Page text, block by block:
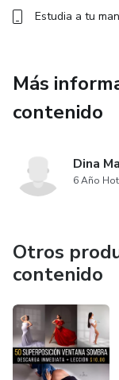
Estudia a tu
Más
contenido
Dina
6 Año
Otros
contenido